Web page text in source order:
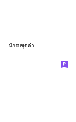
นักรบชุดดำ